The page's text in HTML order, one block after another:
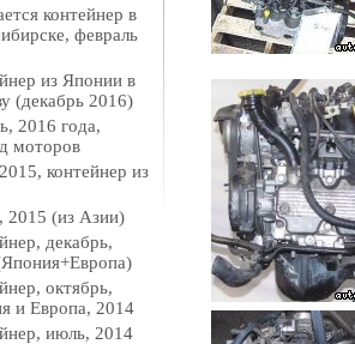
контейнер в
февраль
из Японии в
(декабрь 2016)
2016 года,
моторов
контейнер из
2015 (из Азии)
декабрь,
октябрь,
и Европа, 2014
июль, 2014